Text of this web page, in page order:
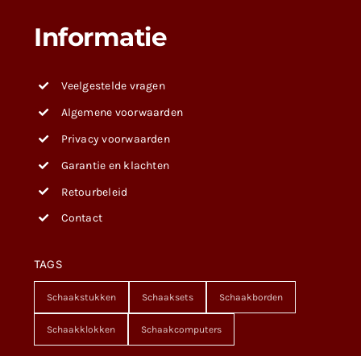
Informatie
Veelgestelde vragen
Algemene voorwaarden
Privacy voorwaarden
Garantie en klachten
Retourbeleid
Contact
TAGS
Schaakstukken Schaaksets Schaakborden
Schaakklokken Schaakcomputers